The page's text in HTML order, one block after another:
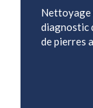
Nettoyage
diagnostic
de pierres